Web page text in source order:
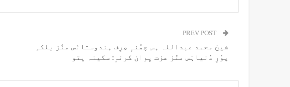
شیخ محمد عبداللہ ہس چھُنہٕ صِرِف ہندوستانَس منٛز بلکہِ
پوٗرٕ دُنیاہَس منٛز عزت یِوان کرنہٕ: سکینہ یتو